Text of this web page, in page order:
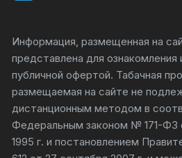
Информация, размещенная на
представлена для ознакомления
публичной офертой. Табачная
размещаемая на сайте не
дистанционным методом в
Федеральным законом № 171-ФЗ
1995 г. и постановлением